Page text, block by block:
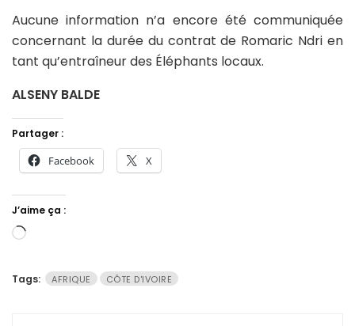
Aucune information n’a encore été communiquée
concernant la durée du contrat de Romaric Ndri en
tant qu’entraîneur des Éléphants locaux.
ALSENY BALDE
Partager :
Facebook X
J’aime ça :
Chargement…
Tags: AFRIQUE CÔTE D'IVOIRE